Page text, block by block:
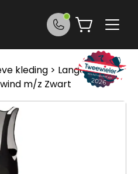
kleding > Lange broek>
m/z Zwart